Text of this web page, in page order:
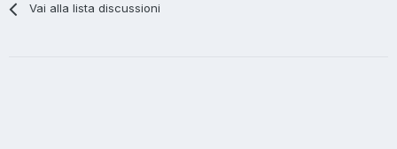
Vai alla lista discussioni